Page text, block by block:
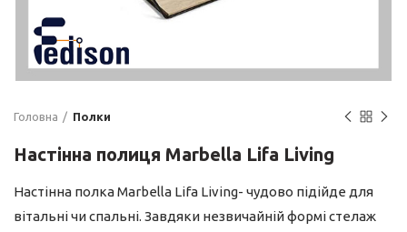
Головна Полки
Настінна полиця Marbella Lifa Living
Настінна полка Marbella Lifa Living- чудово підійде для
вітальні чи спальні. Завдяки незвичайній формі стелаж